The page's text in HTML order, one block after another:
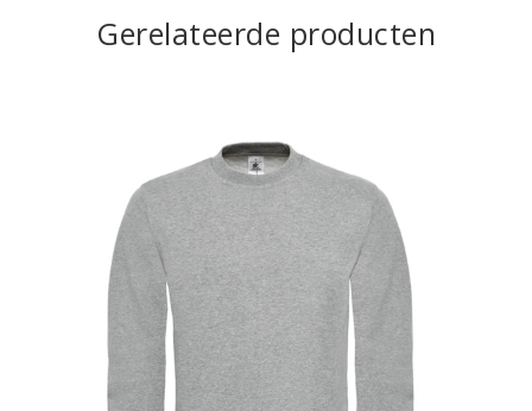
Gerelateerde producten